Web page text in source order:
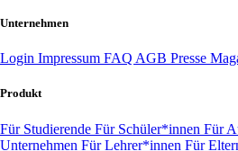
Unternehmen
Login Impressum FAQ AGB Presse
Produkt
Für Studierende Für Schüler*innen Für
Unternehmen Für Lehrer*innen Für